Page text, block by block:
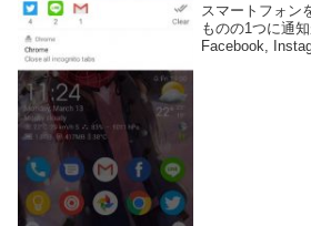
スマートフォン
ものの1つに通
Facebook,